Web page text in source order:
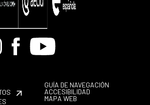
Facebook
Youtube
GUÍA DE NAVEGACIÓN
ACCESIBILIDAD
MAPA WEB